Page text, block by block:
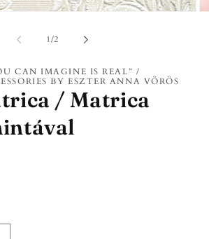
1//2
CAN IMAGINE IS REAL” /
BY ESZTER ANNA VÖRÖS
/ Matrica